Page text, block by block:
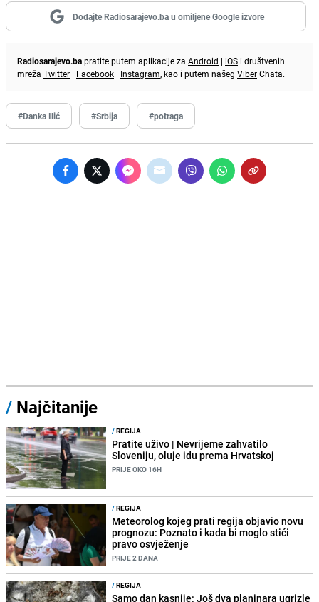
Dodajte Radiosarajevo.ba u omiljene Google izvore
Radiosarajevo.bapratite putem aplikacije za Android | iOS i društvenih
mreža Twitter | Facebook | Instagram, kao i putem našeg ViberChata.
#Danka Ilić #Srbija #potraga
/ Najčitanije
/REGIJA
Pratite uživo | Nevrijeme zahvatilo
Sloveniju, oluje idu prema Hrvatskoj
PRIJE OKO 16H
/REGIJA
Meteorolog kojeg prati regija objavio novu
prognozu: Poznato i kada bi moglo stići
pravo osvježenje
PRIJE 2 DANA
/REGIJA
Samo dan kasnije: Još dva planinara ugrizle